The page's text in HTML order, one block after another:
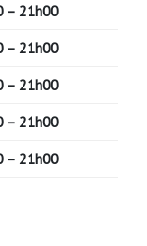
– 21h00
– 21h00
– 21h00
– 21h00
– 21h00